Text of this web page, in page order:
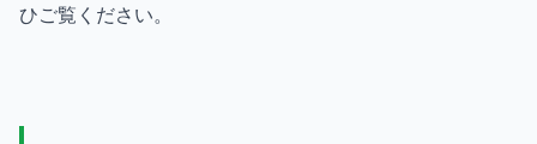
ひご覧ください。